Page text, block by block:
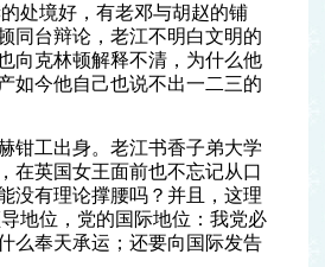
处境好，有老邓与胡赵的铺
同台辩论，老江不明白文明的
向克林顿解释不清，为什么他
如今他自己也说不出一二三的
钳工出身。老江书香子弟大学
在英国女王面前也不忘记从口
没有理论撑腰吗？并且，这理
地位，党的国际地位：我党必
么奉天承运；还要向国际发告